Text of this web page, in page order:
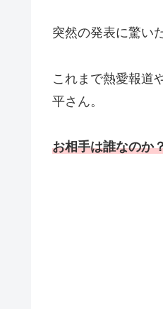
突然の発表に驚い
これまで熱愛報道
平さん。
お相手は誰なのか